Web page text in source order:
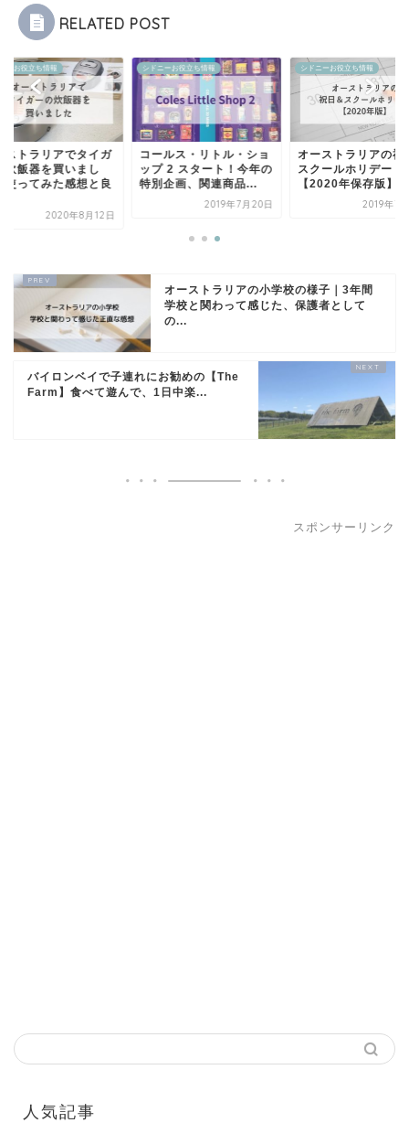
RELATED POST
ーお役立ち情報
ストラリアでタイガ
炊飯器を買いまし
使ってみた感想と良
2020年8月12日
シドニーお役立ち情報
コールス・リトル・ショ
ップ 2 スタート！今年の
特別企画、関連商品...
2019年7月20日
シドニーお役立ち情報
オーストラリアの祝
スクールホリデー
【2020年保存版】
2019年7
オーストラリアの小学校の様子｜3年間
学校と関わって感じた、保護者として
の...
バイロンベイで子連れにお勧めの【The
Farm】食べて遊んで、1日中楽...
スポンサーリンク
人気記事